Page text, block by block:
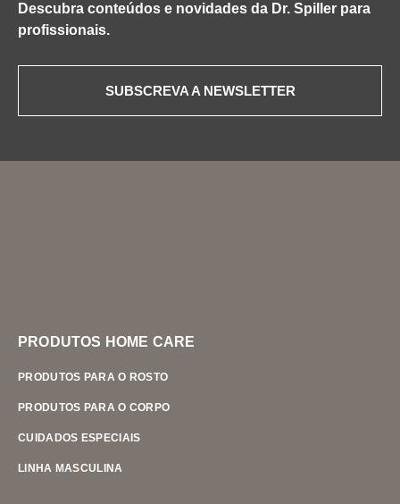
Descubra conteúdos e novidades da Dr. Spiller para
profissionais.
SUBSCREVA A NEWSLETTER
PRODUTOS HOME CARE
PRODUTOS PARA O ROSTO
PRODUTOS PARA O CORPO
CUIDADOS ESPECIAIS
LINHA MASCULINA